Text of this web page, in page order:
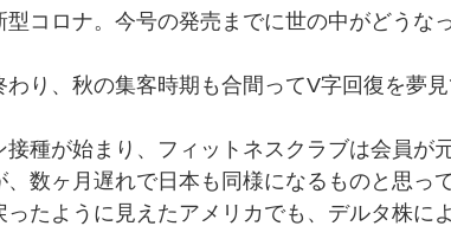
型コロナ。今号の発売までに世の中がどうな
り、秋の集客時期も合間ってV字回復を夢
種が始まり、フィットネスクラブは会員が
数ヶ月遅れで日本も同様になるものと思っ
ったように見えたアメリカでも、デルタ株に